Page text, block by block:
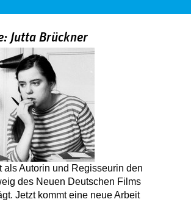
Jutta Brückner
als Autorin und Regisseurin den
des Neuen Deutschen Films
Jetzt kommt eine neue Arbeit